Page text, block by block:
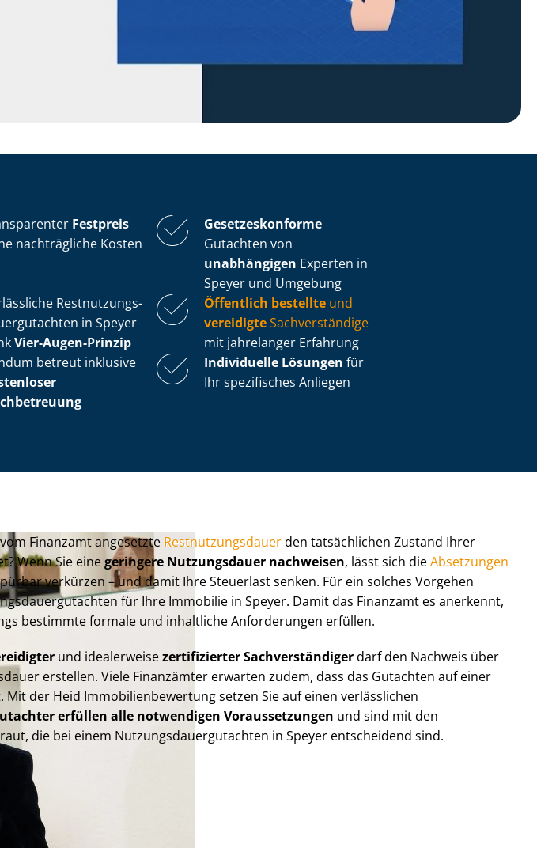
Festpreis
nachträgliche Kosten
Ge­set­zes­kon­for­me
Gutachten von
unabhängigen Experten in
Speyer und Umgebung
Rest­nut­zungs­
in Speyer
Vier-Augen-Prinzip
Öffentlich bestellte und
vereidigteSachverständige
mit jahrelanger Erfahrung
betreut inklusive
Individuelle Lösungen für
Ihr spezifisches Anliegen
Finanzamt angesetzte Rest­nut­zungs­dau­erden tatsächlichen Zustand Ihrer
Wenn Sie einegeringere Nutzungsdauer nachweisen, lässt sich dieAbsetzungen
verkürzen – und damit Ihre Steuerlast senken. Für ein solches Vorgehen
für Ihre Immobilie in Speyer. Damit das Finanzamt es anerkennt,
bestimmte formale und inhaltliche Anforderungen erfüllen.
und idealerweisezertifizierter Sach­ver­stän­di­gerdarf den Nachweis über
erstellen. Viele Finanzämter erwarten zudem, dass das Gutachten auf einer
der Heid Im­mo­bi­li­en­be­wer­tung setzen Sie auf einen verlässlichen
erfüllen alle notwendigen Voraussetzungen und sind mit den
die bei einem Nut­zungs­dau­er­gut­ach­ten in Speyer entscheidend sind.